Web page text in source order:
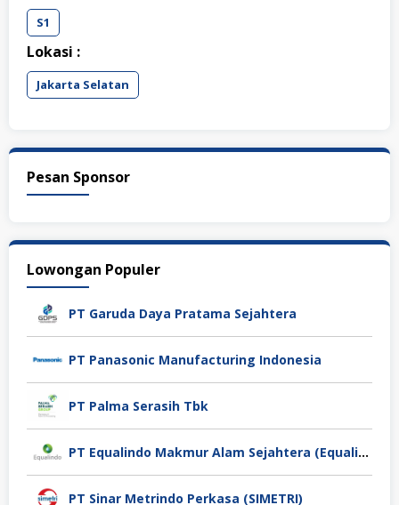
S1
Lokasi :
Jakarta Selatan
Pesan Sponsor
Lowongan Populer
PT Garuda Daya Pratama Sejahtera
PT Panasonic Manufacturing Indonesia
PT Palma Serasih Tbk
PT Equalindo Makmur Alam Sejahtera (Equalindo Group)
PT Sinar Metrindo Perkasa (SIMETRI)